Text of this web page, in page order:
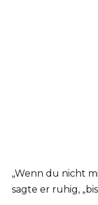
„Wenn du nicht
sagte er ruhig,